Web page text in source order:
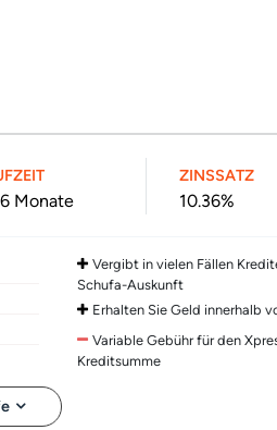
Monate
ZINSSATZ
10.36%
Vergibt in vielen Fällen
Schufa-Auskunft
Erhalten Sie Geld innerhalb
Variable Gebühr für den
Kreditsumme